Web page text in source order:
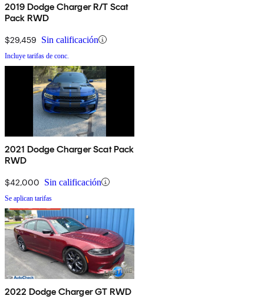
2019 Dodge Charger R/T Scat
Pack RWD
$29,459 Sin calificación
Incluye tarifas de conc.
2021 Dodge Charger Scat Pack
RWD
$42,000 Sin calificación
Se aplican tarifas
2022 Dodge Charger GT RWD